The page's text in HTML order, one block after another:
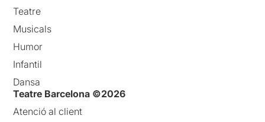
Teatre
Musicals
Humor
Infantil
Dansa
Teatre Barcelona ©2026
Atenció al client